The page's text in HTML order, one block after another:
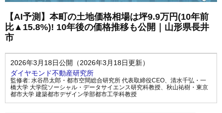
【AI予測】本町の土地価格相場は坪9.9万円(10年前
比▲15.8%)! 10年後の価格推移も公開｜山形県長井
市
2026年3月18日公開（2026年3月18日更新）
ダイヤモンド不動産研究所
監修者: 水谷昂太郎・都市空間総合研究所 代表取締役CEO、 清水千弘・一
橋大学 大学院ソーシャル・データサイエンス研究科教授、 秋山祐樹・東京
都市大学 建築都市デザイン学部都市工学科教授